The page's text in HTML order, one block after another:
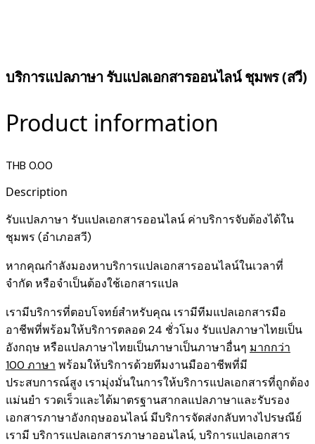
บริการแปลภาษา รับแปลเอกสารออนไลน์ ชุมพร (สวี)
Product information
THB 0.00
Description
รับแปลภาษา รับแปลเอกสารออนไลน์ ค่าบริการจับต้องได้ใน
ชุมพร (อำเภอสวี)
หากคุณกำลังมองหาบริการแปลเอกสารออนไลน์ในเวลาที่
จำกัด หรือจำเป็นต้องใช้เอกสารแปล
เรามีบริการที่ตอบโจทย์สำหรับคุณ เรามีทีมแปลเอกสารมือ
อาชีพที่พร้อมให้บริการตลอด 24 ชั่วโมง รับแปลภาษาไทยเป็น
อังกฤษ หรือแปลภาษาไทยเป็นภาษาเป็นภาษาอื่นๆ มากกว่า
100 ภาษา พร้อมให้บริการด้วยทีมงานมืออาชีพที่มี
ประสบการณ์สูง เรามุ่งมั่นในการให้บริการแปลเอกสารที่ถูกต้อง
แม่นยำ รวดเร็วและได้มาตรฐานสากลแปลภาษาและรับรอง
เอกสารภาษาอังกฤษออนไลน์ มีบริการจัดส่งกลับทางไปรษณีย์
เรามี บริการแปลเอกสารภาษาออนไลน์,บริการแปลเอกสาร